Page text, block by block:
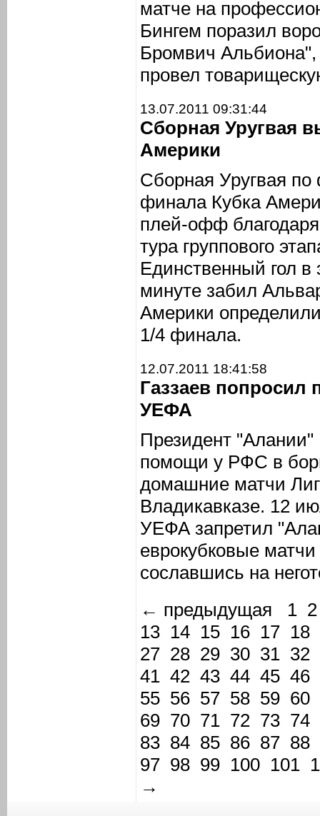
матче на
Бингем поразил
Бромвич
провел
13.07.2011 09:31:44
Сборная Уругвая
Америки
Сборная Уругвая
финала Кубка
плей-офф
тура группового
Единственный гол в
минуте забил
Америки
1/4 финала.
12.07.2011 18:41:58
Газзаев
УЕФА
Президент "Алании"
помощи у РФС в
домашние матчи
Владикавказе. 12
УЕФА запретил
еврокубковые
сославшись на
← предыдущая
1 2
13 14 15 16 17 18
27 28 29 30 31 32
41 42 43 44 45 46
55 56 57 58 59 60
69 70 71 72 73 74
83 84 85 86 87 88
97 98 99 100 101
→